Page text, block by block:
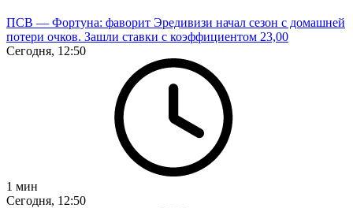
ПСВ — Фортуна: фаворит Эредивизи начал сезон с домашней
потери очков. Зашли ставки с коэффициентом 23,00
Сегодня, 12:50
1 мин
Сегодня, 12:50